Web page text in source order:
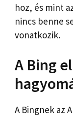
hoz, és mint
nincs benne
vonatkozik.
A Bing
A Bingnek az